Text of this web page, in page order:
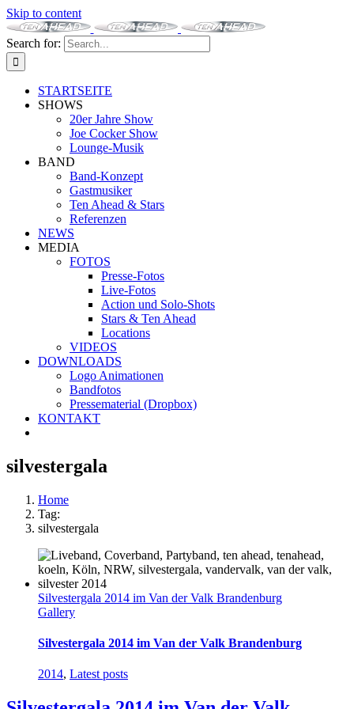
Skip to content
Search for:
STARTSEITE
SHOWS
20er Jahre Show
Joe Cocker Show
Lounge-Musik
BAND
Band-Konzept
Gastmusiker
Ten Ahead & Stars
Referenzen
NEWS
MEDIA
FOTOS
Presse-Fotos
Live-Fotos
Action und Solo-Shots
Stars & Ten Ahead
Locations
VIDEOS
DOWNLOADS
Logo Animationen
Bandfotos
Pressematerial (Dropbox)
KONTAKT
silvestergala
Home
Tag:
silvestergala
Silvestergala 2014 im Van der Valk Brandenburg
Gallery
Silvestergala 2014 im Van der Valk Brandenburg
2014, Latest posts